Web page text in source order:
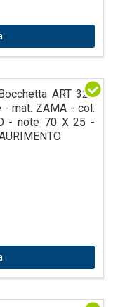
ART 323
mat. ZAMA - col.
- note 70 X 25 -